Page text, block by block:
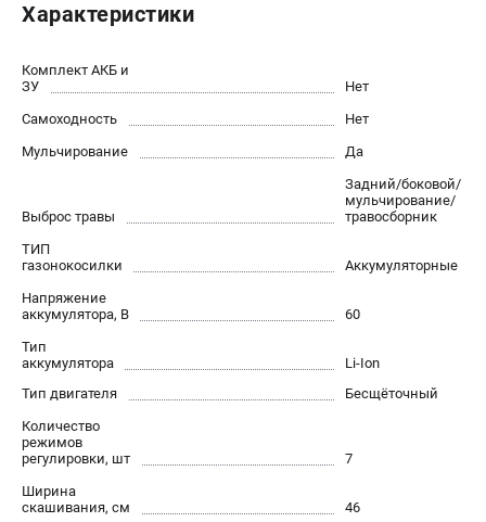
Политика обработки персональных данных
ИНФОРМАЦИЯ
О компании
Контакты
Правила обмена и возврата
Способы оплаты
Бонусная программа
Пользовательское соглашение
Аэраторы
Газонокосилки
Характеристики
Комплект АКБ и
ЗУ
Нет
Самоходность
Нет
Мульчирование
Да
Выброс травы
Задний/боковой/
мульчирование/
травосборник
ТИП
газонокосилки
Аккумуляторные
Напряжение
аккумулятора, В
60
Тип
аккумулятора
Li-Ion
Тип двигателя
Бесщёточный
Количество
режимов
регулировки, шт
7
Ширина
скашивания, см
46